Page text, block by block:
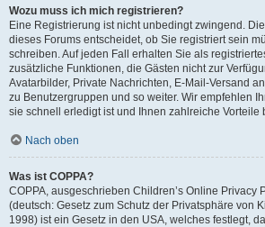
Wozu muss ich mich registrieren?
Eine Registrierung ist nicht unbedingt zwingend.
dieses Forums entscheidet, ob Sie registriert sein
schreiben. Auf jeden Fall erhalten Sie als
zusätzliche Funktionen, die Gästen nicht zur
Avatarbilder, Private Nachrichten, E-Mail-Versand
zu Benutzergruppen und so weiter. Wir empfehlen
sie schnell erledigt ist und Ihnen zahlreiche Vorteile
Nach oben
Was ist COPPA?
COPPA, ausgeschrieben Children’s Online Privacy
(deutsch: Gesetz zum Schutz der Privatsphäre von
1998) ist ein Gesetz in den USA, welches festlegt,